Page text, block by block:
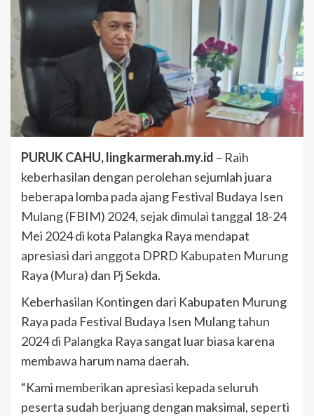
PURUK CAHU, lingkarmerah.my.id – Raih
keberhasilan dengan perolehan sejumlah juara
beberapa lomba pada ajang Festival Budaya Isen
Mulang (FBIM) 2024, sejak dimulai tanggal 18-24
Mei 2024 di kota Palangka Raya mendapat
apresiasi dari anggota DPRD Kabupaten Murung
Raya (Mura) dan Pj Sekda.
Keberhasilan Kontingen dari Kabupaten Murung
Raya pada Festival Budaya Isen Mulang tahun
2024 di Palangka Raya sangat luar biasa karena
membawa harum nama daerah.
“Kami memberikan apresiasi kepada seluruh
peserta sudah berjuang dengan maksimal, seperti